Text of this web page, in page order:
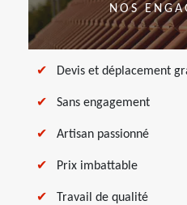
NOS
Devis et déplacement
Sans engagement
Artisan passionné
Prix imbattable
Travail de qualité